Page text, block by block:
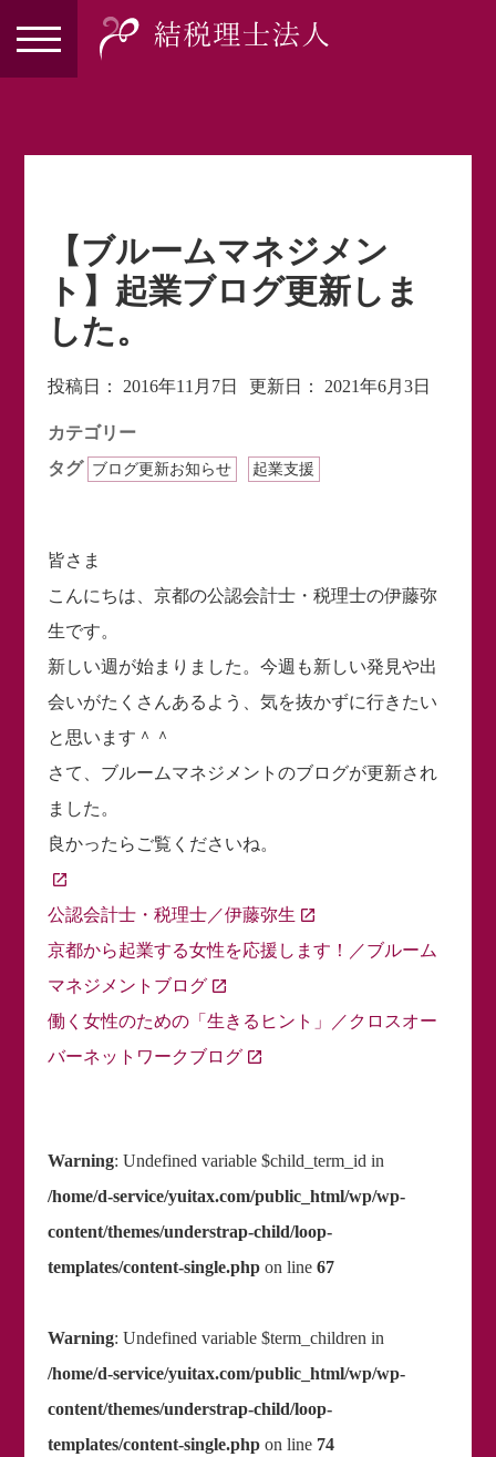
【ブルームマネジメン
ト】起業ブログ更新しま
した。
投稿日： 2016年11月7日 更新日： 2021年6月3日
カテゴリー
タグ
ブログ更新お知らせ 起業支援
皆さま
こんにちは、京都の公認会計士・税理士の伊藤弥
生です。
新しい週が始まりました。今週も新しい発見や出
会いがたくさんあるよう、気を抜かずに行きたい
と思います＾＾
さて、ブルームマネジメントのブログが更新され
ました。
良かったらご覧くださいね。
公認会計士・税理士／伊藤弥生
京都から起業する女性を応援します！／ブルーム
マネジメントブログ
働く女性のための「生きるヒント」／クロスオー
バーネットワークブログ
Warning: Undefined variable $child_term_id in
/home/d-service/yuitax.com/public_html/wp/wp-
content/themes/understrap-child/loop-
templates/content-single.phpon line 67
Warning: Undefined variable $term_children in
/home/d-service/yuitax.com/public_html/wp/wp-
content/themes/understrap-child/loop-
templates/content-single.phpon line 74